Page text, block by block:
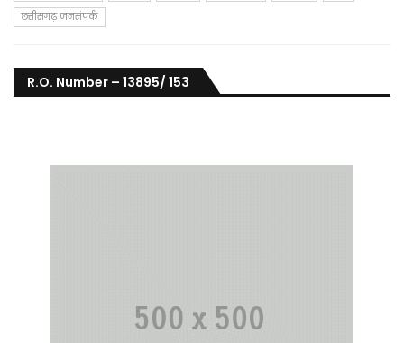
छत्तीसगढ़ जनसंपर्क
R.O. Number – 13895/ 153